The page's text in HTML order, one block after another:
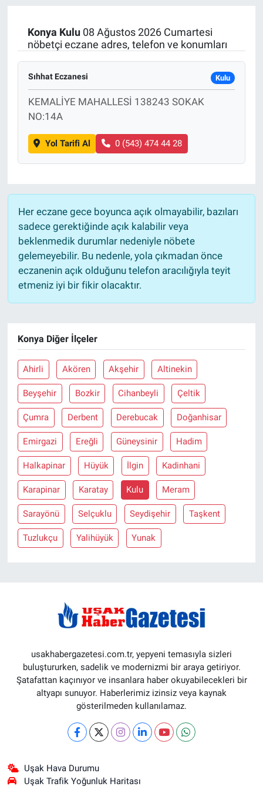
Konya Kulu08 Ağustos 2026 Cumartesi
nöbetçi eczane adres, telefon ve konumları
Sıhhat Eczanesi Kulu
KEMALİYE MAHALLESİ 138243 SOKAK
NO:14A
Yol Tarifi Al 0 (543) 474 44 28
Her eczane gece boyunca açık olmayabilir, bazıları
sadece gerektiğinde açık kalabilir veya
beklenmedik durumlar nedeniyle nöbete
gelemeyebilir. Bu nedenle, yola çıkmadan önce
eczanenin açık olduğunu telefon aracılığıyla teyit
etmeniz iyi bir fikir olacaktır.
Konya Diğer İlçeler
Ahirli Akören Akşehir Altinekin
Beyşehir Bozkir Cihanbeyli Çeltik
Çumra Derbent Derebucak Doğanhisar
Emirgazi Ereğli Güneysinir Hadim
Halkapinar Hüyük İlgin Kadinhani
Karapinar Karatay Kulu Meram
Sarayönü Selçuklu Seydişehir Taşkent
Tuzlukçu Yalihüyük Yunak
usakhabergazetesi.com.tr, yepyeni temasıyla sizleri
buluştururken, sadelik ve modernizmi bir araya getiriyor.
Şatafattan kaçınıyor ve insanlara haber okuyabilecekleri bir
altyapı sunuyor. Haberlerimiz izinsiz veya kaynak
gösterilmeden kullanılamaz.
Uşak Hava Durumu
Uşak Trafik Yoğunluk Haritası
Resmi İlanlar
Sağlık
Son Dakika
Spor